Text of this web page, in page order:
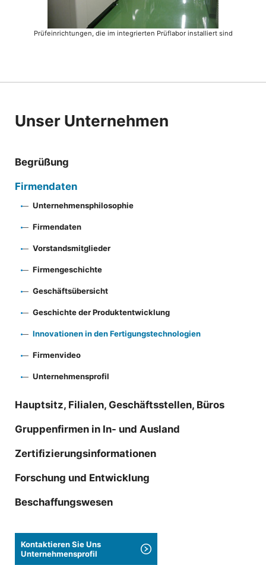
Prüfeinrichtungen, die im integrierten Prüflabor installiert sind
Unser Unternehmen
Begrüßung
Firmendaten
Unternehmensphilosophie
Firmendaten
Vorstandsmitglieder
Firmengeschichte
Geschäftsübersicht
Geschichte der Produktentwicklung
Innovationen in den Fertigungstechnologien
Firmenvideo
Unternehmensprofil
Hauptsitz, Filialen, Geschäftsstellen, Büros
Gruppenfirmen in In- und Ausland
Zertifizierungsinformationen
Forschung und Entwicklung
Beschaffungswesen
Kontaktieren Sie Uns
Unternehmensprofil